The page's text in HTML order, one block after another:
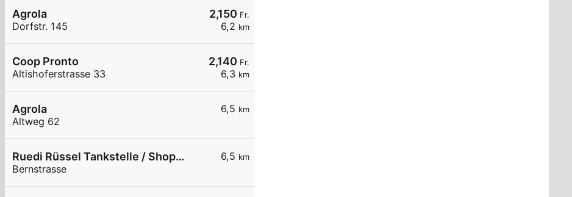
2,150 Fr.
6,2 km
Agrola
Dorfstr. 145
2,140 Fr.
6,3 km
Coop Pronto
Altishoferstrasse 33
6,5 km
Agrola
Altweg 62
6,5 km
Ruedi Rüssel Tankstelle / Shop Perry Center
Bernstrasse